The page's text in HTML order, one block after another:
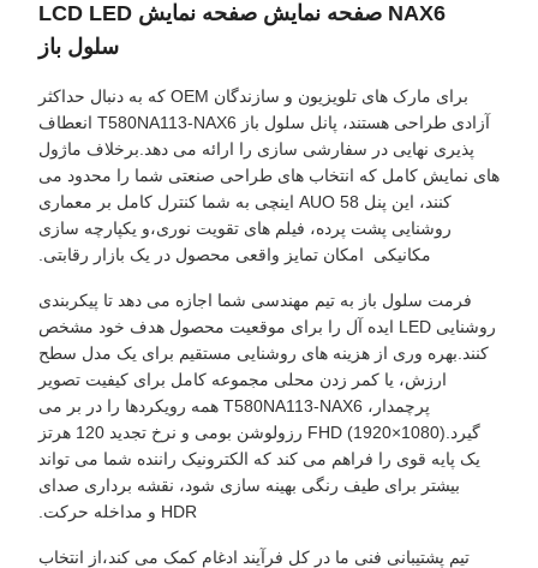
NAX6 صفحه نمایش صفحه نمایش LCD LED
سلول باز
برای مارک های تلویزیون و سازندگان OEM که به دنبال حداکثر
آزادی طراحی هستند، پانل سلول باز T580NA113-NAX6 انعطاف
پذیری نهایی در سفارشی سازی را ارائه می دهد.برخلاف ماژول
های نمایش کامل که انتخاب های طراحی صنعتی شما را محدود می
کنند، این پنل AUO 58 اینچی به شما کنترل کامل بر معماری
روشنایی پشت پرده، فیلم های تقویت نوری،و یکپارچه سازی
مکانیکی ‬ امکان تمایز واقعی محصول در یک بازار رقابتی.
فرمت سلول باز به تیم مهندسی شما اجازه می دهد تا پیکربندی
روشنایی LED ایده آل را برای موقعیت محصول هدف خود مشخص
کنند.بهره وری از هزینه های روشنایی مستقیم برای یک مدل سطح
ارزش، یا کمر زدن محلی مجموعه کامل برای کیفیت تصویر
پرچمدار، T580NA113-NAX6 همه رویکردها را در بر می
گیرد.FHD (1920×1080) رزولوشن بومی و نرخ تجدید 120 هرتز
یک پایه قوی را فراهم می کند که الکترونیک راننده شما می تواند
بیشتر برای طیف رنگی بهینه سازی شود، نقشه برداری صدای
HDR و مداخله حرکت.
تیم پشتیبانی فنی ما در کل فرآیند ادغام کمک می کند،از انتخاب